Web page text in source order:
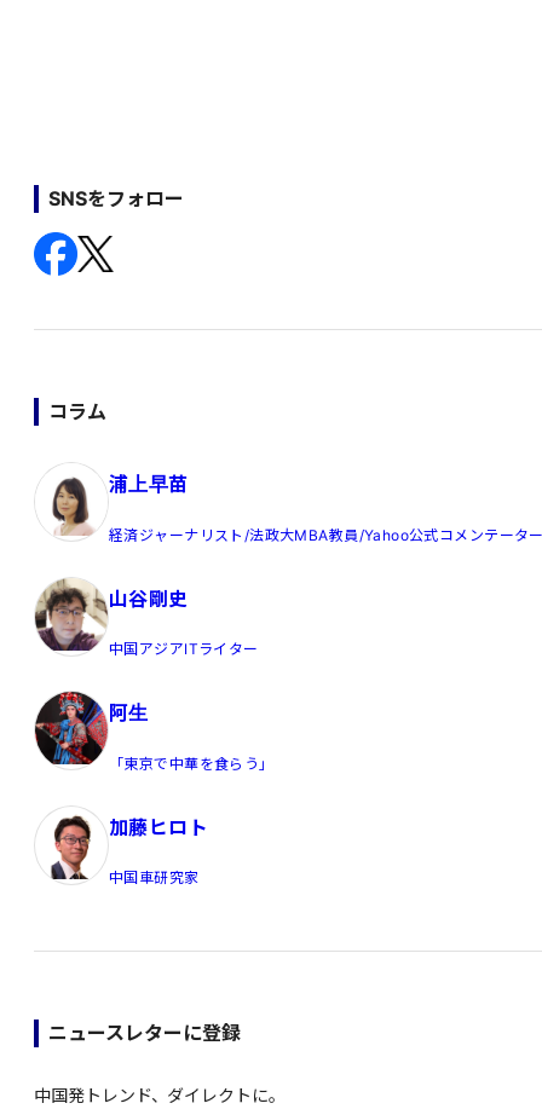
SNSをフォロー
コラム
浦上早苗
経済ジャーナリスト/法政大MBA教員/Yahoo公式コメンテータ
山谷剛史
中国アジアITライター
阿生
「東京で中華を食らう」
加藤ヒロト
中国車研究家
ニュースレターに登録
中国発トレンド、ダイレクトに。